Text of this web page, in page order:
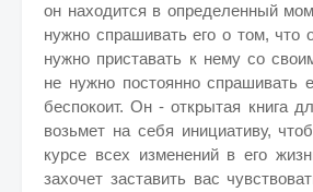
он находится в определенный
нужно спрашивать его о том, что
нужно приставать к нему со
не нужно постоянно спрашивать
беспокоит. Он - открытая книга
возьмет на себя инициативу,
курсе всех изменений в его
захочет заставить вас